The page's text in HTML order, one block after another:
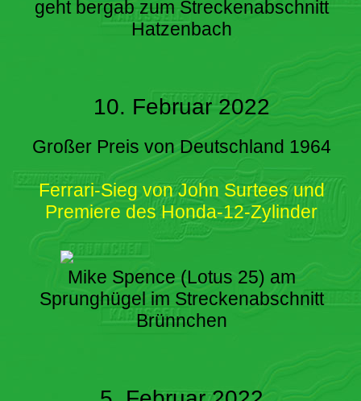
geht bergab zum Streckenabschnitt
Hatzenbach
10. Februar 2022
Großer Preis von Deutschland 1964
Ferrari-Sieg von John Surtees und
Premiere des Honda-12-Zylinder
Mike Spence (Lotus 25) am
Sprunghügel im Streckenabschnitt
Brünnchen